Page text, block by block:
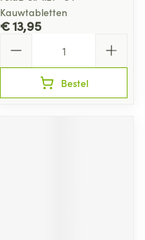
Kauwtabletten
€ 13,95
Bestel